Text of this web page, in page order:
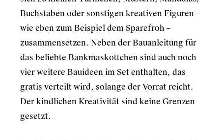
Buchstaben oder sonstigen kreativen Figuren –
wie eben zum Beispiel dem Sparefroh –
zusammensetzen. Neben der Bauanleitung für
das beliebte Bankmaskottchen sind auch noch
vier weitere Bauideen im Set enthalten, das
gratis verteilt wird, solange der Vorrat reicht.
Der kindlichen Kreativität sind keine Grenzen
gesetzt.